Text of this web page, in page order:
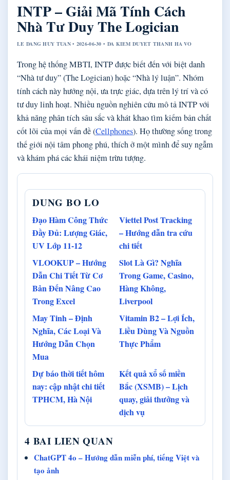
INTP – Giải Mã Tính Cách
Nhà Tư Duy The Logician
LE DANG HUY TUAN • 2026-06-30 • DA KIEM DUYET THANH HA VO
Trong hệ thống MBTI, INTP được biết đến với biệt danh
“Nhà tư duy” (The Logician) hoặc “Nhà lý luận”. Nhóm
tính cách này hướng nội, ưa trực giác, dựa trên lý trí và có
tư duy linh hoạt. Nhiều nguồn nghiên cứu mô tả INTP với
khả năng phân tích sâu sắc và khát khao tìm kiếm bản chất
cốt lõi của mọi vấn đề (Cellphones). Họ thường sống trong
thế giới nội tâm phong phú, thích ở một mình để suy ngẫm
và khám phá các khái niệm trừu tượng.
DUNG BO LO
Đạo Hàm Công Thức
Đầy Đủ: Lượng Giác,
UV Lớp 11-12
Viettel Post Tracking
– Hướng dẫn tra cứu
chi tiết
VLOOKUP – Hướng
Dẫn Chi Tiết Từ Cơ
Bản Đến Nâng Cao
Trong Excel
Slot Là Gì? Nghĩa
Trong Game, Casino,
Hàng Không,
Liverpool
May Tinh – Định
Nghĩa, Các Loại Và
Hướng Dẫn Chọn
Mua
Vitamin B2 – Lợi Ích,
Liều Dùng Và Nguồn
Thực Phẩm
Dự báo thời tiết hôm
nay: cập nhật chi tiết
TPHCM, Hà Nội
Kết quả xổ số miền
Bắc (XSMB) – Lịch
quay, giải thưởng và
dịch vụ
4 BAI LIEN QUAN
ChatGPT 4o – Hướng dẫn miễn phí, tiếng Việt và
tạo ảnh